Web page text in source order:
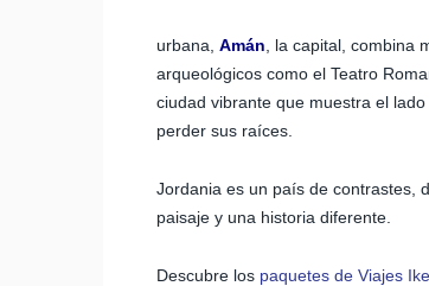
urbana, Amán , la capital, combina
arqueológicos como el Teatro
ciudad vibrante que muestra el
perder sus raíces.
Jordania es un país de contrastes,
paisaje y una historia diferente.
Descubre los paquetes de Viajes